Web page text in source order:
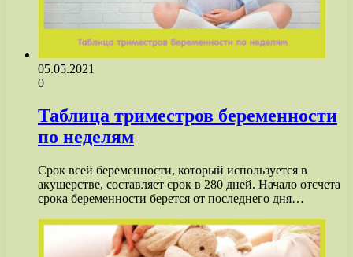
05.05.2021
0
Таблица триместров беременности
по неделям
Срок всей беременности, который используется в
акушерстве, составляет срок в 280 дней. Начало отсчета
срока беременности берется от последнего дня…